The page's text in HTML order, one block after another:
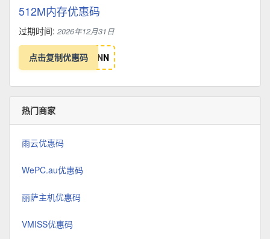
512M内存优惠码
过期时间: 2026年12月31日
点击复制优惠码 NN
热门商家
雨云优惠码
WePC.au优惠码
丽萨主机优惠码
VMISS优惠码